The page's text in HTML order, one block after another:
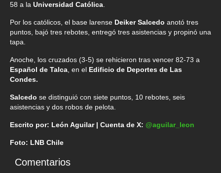
58 a la Universidad Católica.
Por los católicos, el base larense Deiker Salcedo anotó tres
puntos, bajó tres rebotes, entregó tres asistencias y propinó una
tapa.
Anoche, los cruzados (3-5) se rehicieron tras vencer 82-73 a
Español de Talca, en el Edificio de Deportes de Las
Condes.
Salcedo se distinguió con siete puntos, 10 rebotes, seis
asistencias y dos robos de pelota.
Escrito por: León Aguilar | Cuenta de X: @aguilar_leon
Foto: LNB Chile
Comentarios